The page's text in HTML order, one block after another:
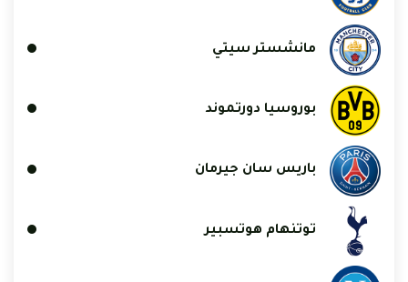
مانشستر سيتي
بوروسيا دورتموند
باريس سان جيرمان
توتنهام هوتسبير